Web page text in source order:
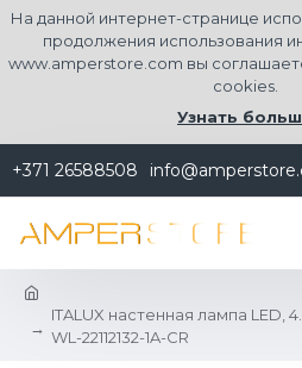
На данной интернет-странице
продолжения использования
www.amperstore.com вы
cookies.
Узнать
+371 26588508
ITALUX настенная лампа LED,
WL-22112132-1A-CR